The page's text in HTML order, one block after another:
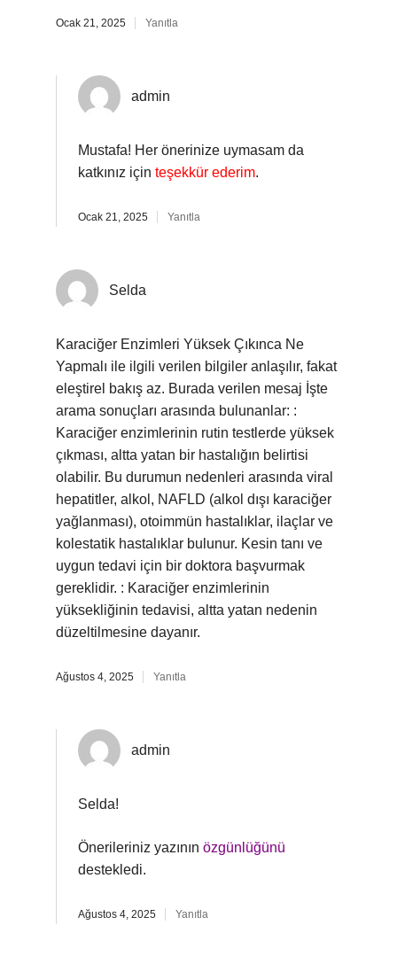
Ocak 21, 2025 Yanıtla
admin
Mustafa! Her önerinize uymasam da
katkınız için teşekkür ederim.
Ocak 21, 2025 Yanıtla
Selda
Karaciğer Enzimleri Yüksek Çıkınca Ne
Yapmalı ile ilgili verilen bilgiler anlaşılır, fakat
eleştirel bakış az. Burada verilen mesaj İşte
arama sonuçları arasında bulunanlar: :
Karaciğer enzimlerinin rutin testlerde yüksek
çıkması, altta yatan bir hastalığın belirtisi
olabilir. Bu durumun nedenleri arasında viral
hepatitler, alkol, NAFLD (alkol dışı karaciğer
yağlanması), otoimmün hastalıklar, ilaçlar ve
kolestatik hastalıklar bulunur. Kesin tanı ve
uygun tedavi için bir doktora başvurmak
gereklidir. : Karaciğer enzimlerinin
yüksekliğinin tedavisi, altta yatan nedenin
düzeltilmesine dayanır.
Ağustos 4, 2025 Yanıtla
admin
Selda!
Önerileriniz yazının özgünlüğünü
destekledi.
Ağustos 4, 2025 Yanıtla